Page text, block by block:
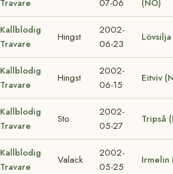
Travare
07-06
(NO)
Kallblodig
Travare
Hingst
2002-
06-23
Kallblodig
Travare
Hingst
2002-
06-15
Eitviv
Kallblodig
Travare
Sto
2002-
05-27
Tripså
Kallblodig
Travare
Valack
2002-
05-25
Irmelin